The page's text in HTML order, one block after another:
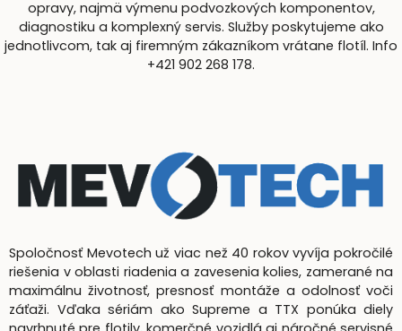
opravy, najmä výmenu podvozkových komponentov,
diagnostiku a komplexný servis. Služby poskytujeme ako
jednotlivcom, tak aj firemným zákazníkom vrátane flotíl. Info
+421 902 268 178.
Spoločnosť Mevotech už viac než 40 rokov vyvíja pokročilé
riešenia v oblasti riadenia a zavesenia kolies, zamerané na
maximálnu životnosť, presnosť montáže a odolnosť voči
záťaži. Vďaka sériám ako Supreme a TTX ponúka diely